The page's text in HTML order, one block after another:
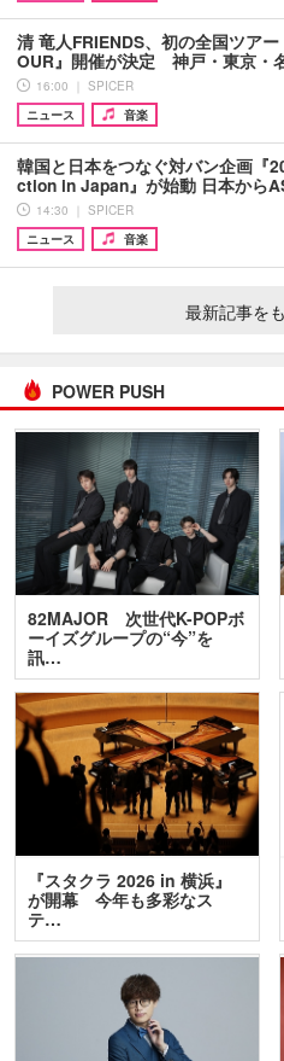
清 竜人FRIENDS、初の全国ツア
OUR』開催が決定 神戸・東京・
16:00 ｜ SPICER
ニュース
音楽
韓国と日本をつなぐ対バン企画『
ction in Japan』が始動 日本から
14:30 ｜ SPICER
ニュース
音楽
最新記事を
POWER PUSH
82MAJOR 次世代K-POPボ
ーイズグループの“今”を
訊…
『スタクラ 2026 in 横浜』
が開幕 今年も多彩なス
テ…